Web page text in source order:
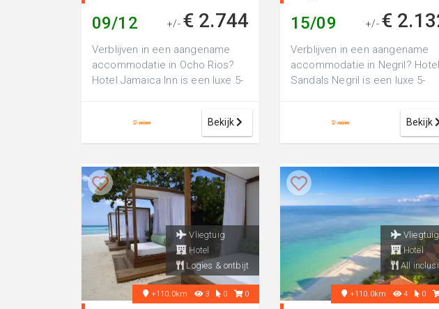
09/12 +/- € 2.744
Verblijven in een aangename
accommodatie in Ocho Rios?
Hotel Jamaica Inn is een luxe 5-
Bekijk
15/09 +/- €
Verblijven in een aangename
accommodatie in Negril? Hotel
Sandals Negril is een luxe 5-
Bekijk
Vliegtuig
Hotel
Logies & ontbijt
+110.0km 3 0 0
Vliegtuig
Hotel
All
+110.0km 4 0